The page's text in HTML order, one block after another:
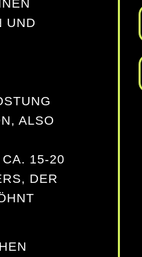
N
ALSO
15-20
DER